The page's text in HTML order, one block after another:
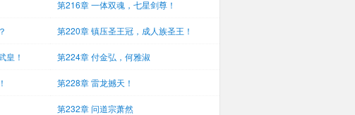
第216章 一体双魂，七星剑尊！
第220章 镇压圣王冠，成人族圣王！
皇！ 第224章 付金弘，何雅淑
第228章 雷龙撼天！
第232章 问道宗萧然